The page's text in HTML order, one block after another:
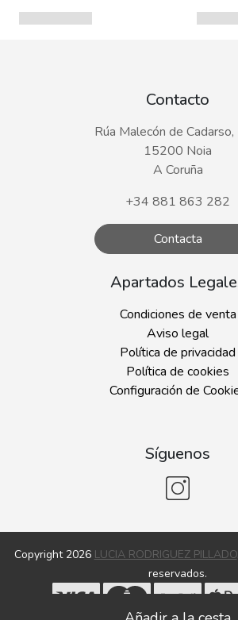
Contacto
Rúa Malecón de Cadarso,
15200 Noia
A Coruña
+34 881 863 282
Contacta
Apartados
Condiciones de venta
Aviso legal
Política de privacidad
Política de cookies
Configuración de
Síguenos
Copyright 2026 LUCIA RODRIGUEZ PILLADO
reservados.